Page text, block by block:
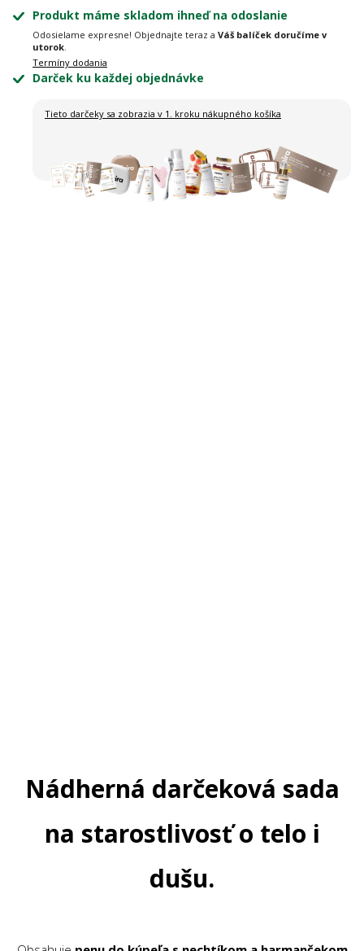
Produkt máme skladom ihneď na odoslanie
Odosielame expresne! Objednajte teraz a Váš balíček doručíme v
utorok.
Termíny dodania
Darček ku každej objednávke
Tieto darčeky sa zobrazia v 1. kroku nákupného košíka
Nádherná darčeková sada
na starostlivosť o telo i
dušu.